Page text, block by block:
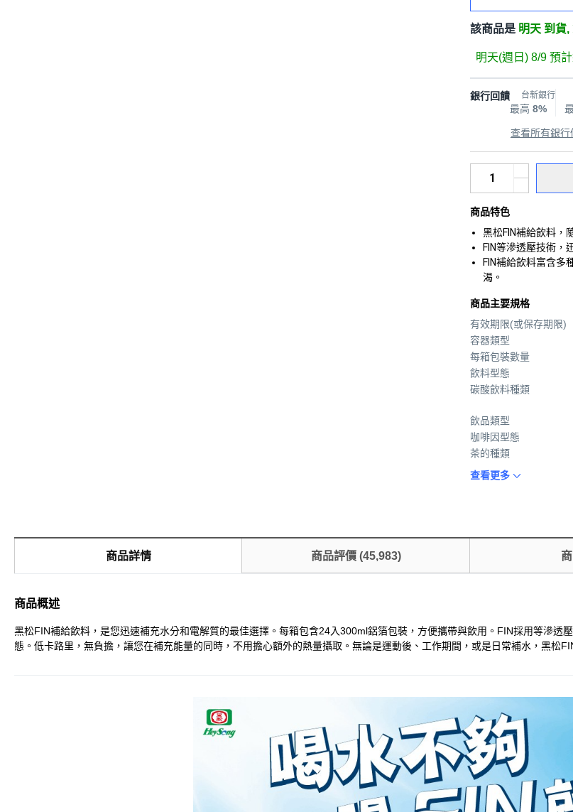
該商品是 明天 到貨,
明天(週日) 8/9 預
銀行回饋 台新銀行
最高 8%
查看所有銀行
商品特色
黑松FIN補給飲料，
FIN等滲透壓技術，
FIN補給飲料富含多
渴。
商品主要規格
有效期限(或保存期限)
容器類型
每箱包裝數量
飲料型態
碳酸飲料種類
飲品類型
咖啡因型態
茶的種類
查看更多
商品詳情 商品評價(45,983)
商品概述
黑松FIN補給飲料，是您迅速補充水分和電解質的最佳選擇。每箱包含24入300ml鋁箔包裝，方便攜帶與飲用。FIN採用等滲透
態。低卡路里，無負擔，讓您在補充能量的同時，不用擔心額外的熱量攝取。無論是運動後、工作期間，或是日常補水，黑松